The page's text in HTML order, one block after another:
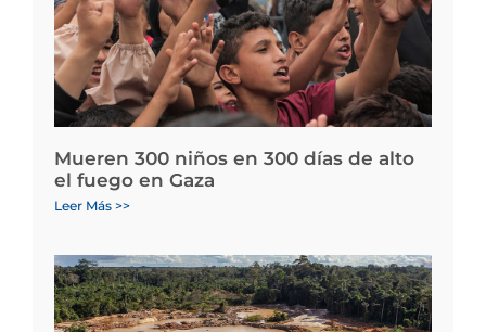
Mueren 300 niños en 300 días de alto
el fuego en Gaza
Leer Más >>